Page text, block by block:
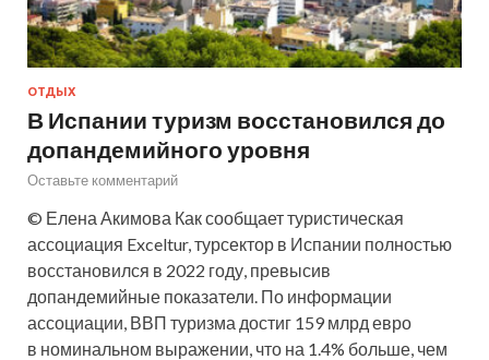
ОТДЫХ
В Испании туризм восстановился до
допандемийного уровня
Оставьте комментарий
© Елена Акимова Как сообщает туристическая
ассоциация Exceltur, турсектор в Испании полностью
восстановился в 2022 году, превысив
допандемийные показатели. По информации
ассоциации, ВВП туризма достиг 159 млрд евро
в номинальном выражении, что на 1.4% больше, чем